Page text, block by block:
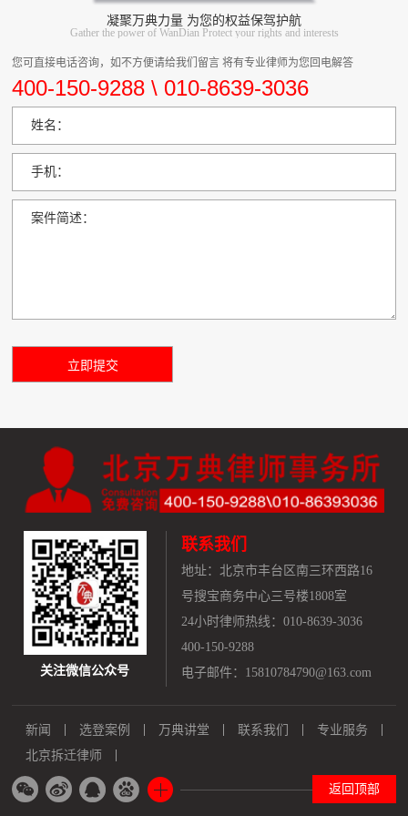
凝聚万典力量 为您的权益保驾护航
Gather the power of WanDian Protect your rights and interests
您可直接电话咨询，如不方便请给我们留言 将有专业律师为您回电解答
400-150-9288 \ 010-8639-3036
姓名：
手机：
案件简述：
关注微信公众号
联系我们
地址： 北京市丰台区南三环西路16
号搜宝商务中心三号楼1808室
24小时律师热线：010-8639-3036
400-150-9288
电子邮件：15810784790@163.com
新闻 选登案例 万典讲堂 联系我们
专业服务
北京拆迁律师
返回顶部